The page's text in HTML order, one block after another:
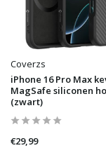
Coverzs
iPhone 16 Pro Max
MagSafe siliconen
(zwart)
€29,99